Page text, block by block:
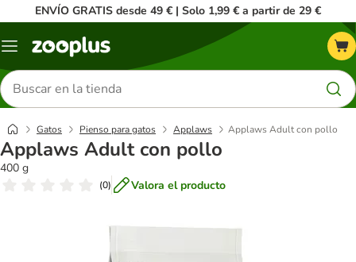
ENVÍO GRATIS desde 49 € | Solo 1,99 € a partir de 29 €
Menú
Buscar
productos
Gatos Pienso para gatos Applaws Applaws Adult con pollo
Applaws Adult con pollo
400 g
(0) Valora el producto